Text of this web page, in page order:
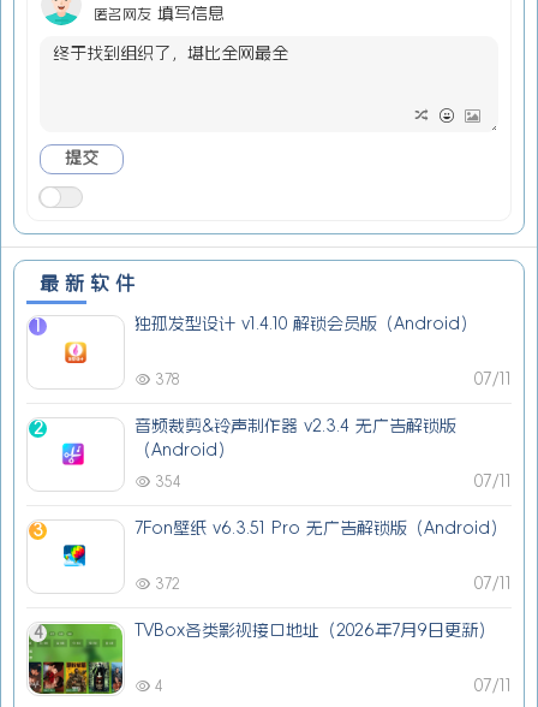
匿名网友 填写信息
最新软件
1 独孤发型设计 v1.4.10 解锁会员版（Android）
07/11
378
2
音频裁剪&铃声制作器 v2.3.4 无广告解锁版
（Android）
07/11
354
3 7Fon壁纸 v6.3.51 Pro 无广告解锁版（Android）
07/11
372
4 TVBox各类影视接口地址（2026年7月9日更新）
07/11
4